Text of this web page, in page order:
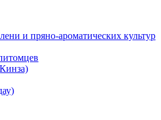
и пряно-ароматических культур